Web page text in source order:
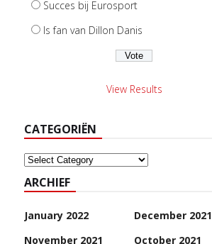
Succes bij Eurosport
Is fan van Dillon Danis
View Results
CATEGORIËN
Categoriën
ARCHIEF
January 2022
December 2021
November 2021
October 2021